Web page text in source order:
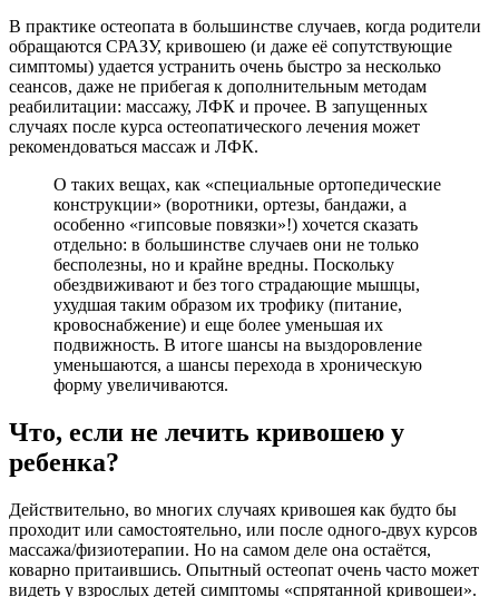
В практике остеопата в большинстве случаев, когда родители
обращаются СРАЗУ, кривошею (и даже её сопутствующие
симптомы) удается устранить очень быстро за несколько
сеансов, даже не прибегая к дополнительным методам
реабилитации: массажу, ЛФК и прочее. В запущенных
случаях после курса остеопатического лечения может
рекомендоваться массаж и ЛФК.
О таких вещах, как «специальные ортопедические
конструкции» (воротники, ортезы, бандажи, а
особенно «гипсовые повязки»!) хочется сказать
отдельно: в большинстве случаев они не только
бесполезны, но и крайне вредны. Поскольку
обездвиживают и без того страдающие мышцы,
ухудшая таким образом их трофику (питание,
кровоснабжение) и еще более уменьшая их
подвижность. В итоге шансы на выздоровление
уменьшаются, а шансы перехода в хроническую
форму увеличиваются.
Что, если не лечить кривошею у
ребенка?
Действительно, во многих случаях кривошея как будто бы
проходит или самостоятельно, или после одного-двух курсов
массажа/физиотерапии. Но на самом деле она остаётся,
коварно притаившись. Опытный остеопат очень часто может
видеть у взрослых детей симптомы «спрятанной кривошеи».